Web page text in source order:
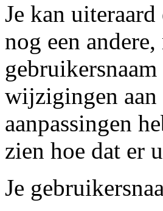
Je kan
nog een
wijzigingen aan
aanpassingen
zien hoe dat er
Je